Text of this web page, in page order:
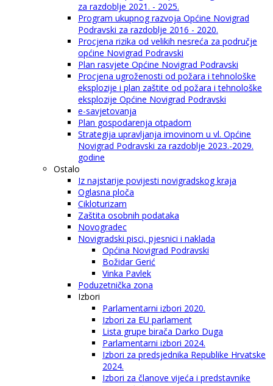
za razdoblje 2021. - 2025.
Program ukupnog razvoja Općine Novigrad
Podravski za razdoblje 2016 - 2020.
Procjena rizika od velikih nesreća za područje
općine Novigrad Podravski
Plan rasvjete Općine Novigrad Podravski
Procjena ugroženosti od požara i tehnološke
eksplozije i plan zaštite od požara i tehnološke
eksplozije Općine Novigrad Podravski
e-savjetovanja
Plan gospodarenja otpadom
Strategija upravljanja imovinom u vl. Općine
Novigrad Podravski za razdoblje 2023.-2029.
godine
Ostalo
Iz najstarije povijesti novigradskog kraja
Oglasna ploča
Cikloturizam
Zaštita osobnih podataka
Novogradec
Novigradski pisci, pjesnici i naklada
Općina Novigrad Podravski
Božidar Gerić
Vinka Pavlek
Poduzetnička zona
Izbori
Parlamentarni izbori 2020.
Izbori za EU parlament
Lista grupe birača Darko Duga
Parlamentarni izbori 2024.
Izbori za predsjednika Republike Hrvatske
2024.
Izbori za članove vijeća i predstavnike